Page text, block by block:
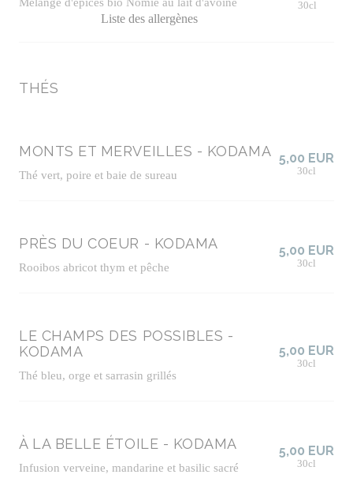
Liste des allergènes
30cl
THÉS
MONTS ET MERVEILLES - KODAMA
Thé vert, poire et baie de sureau
5,00 EUR
30cl
PRÈS DU COEUR - KODAMA
Rooibos abricot thym et pêche
5,00 EUR
30cl
LE CHAMPS DES POSSIBLES -
KODAMA
Thé bleu, orge et sarrasin grillés
5,00 EUR
30cl
À LA BELLE ÉTOILE - KODAMA
Infusion verveine, mandarine et basilic sacré
5,00 EUR
30cl